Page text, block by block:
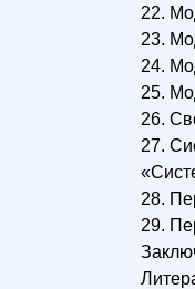
22.
23.
24.
25.
26.
27.
28.
29.